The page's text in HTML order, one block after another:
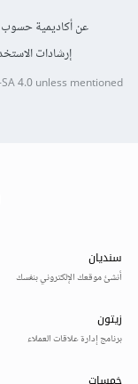
عن أكاديمية حسوب
إرشادات
4.0unless mentioned